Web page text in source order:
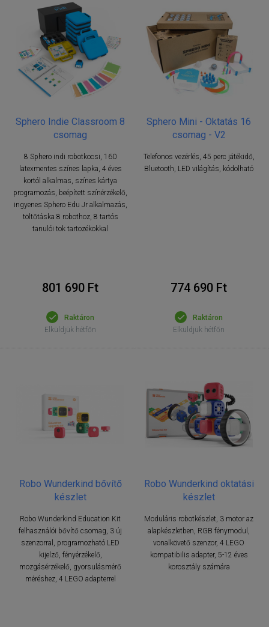
Sphero Indie Classroom 8
csomag
8 Sphero indi robotkocsi, 160
latexmentes színes lapka, 4 éves
kortól alkalmas, színes kártya
programozás, beépített színérzékelő,
ingyenes Sphero Edu Jr alkalmazás,
töltőtáska 8 robothoz, 8 tartós
tanulói tok tartozékokkal
801 690 Ft
Raktáron
Elküldjük hétfőn
Sphero Mini - Oktatás 16
csomag - V2
Telefonos vezérlés, 45 perc játékidő,
Bluetooth, LED világítás, kódolható
774 690 Ft
Raktáron
Elküldjük hétfőn
Robo Wunderkind bővítő
készlet
Robo Wunderkind Education Kit
felhasználói bővítő csomag, 3 új
szenzorral, programozható LED
kijelző, fényérzékelő,
mozgásérzékelő, gyorsulásmérő
méréshez, 4 LEGO adapterrel
Robo Wunderkind oktatási
készlet
Moduláris robotkészlet, 3 motor az
alapkészletben, RGB fénymodul,
vonalkövető szenzor, 4 LEGO
kompatibilis adapter, 5-12 éves
korosztály számára